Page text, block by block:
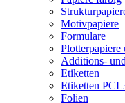
Motivpapiere
Formulare
Plotterpapiere
Additions-
Etiketten
Etiketten
Folien